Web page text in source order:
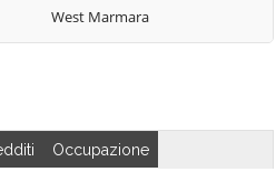
West Marmara
Occupazione